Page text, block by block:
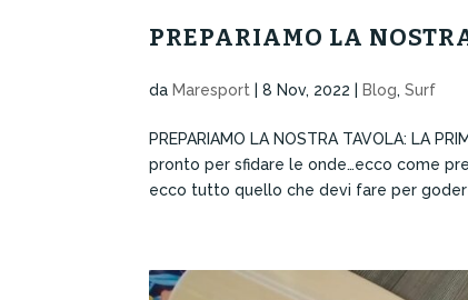
PREPARIAMO LA
da Maresport |8 Nov, 2022 Blog,Surf
PREPARIAMO LA NOSTRA TAVOLA: LA
pronto per sfidare le onde…ecco come
ecco tutto quello che devi fare per